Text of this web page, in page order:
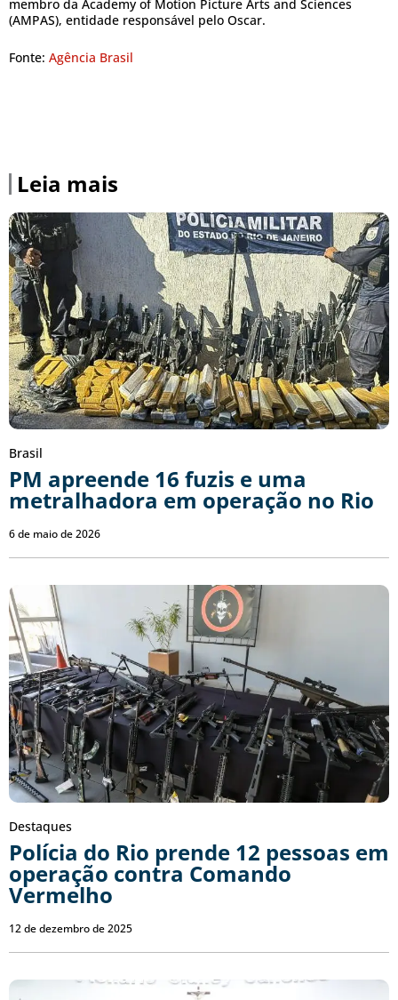
membro da Academy of Motion Picture Arts and Sciences
(AMPAS), entidade responsável pelo Oscar.
Fonte: Agência Brasil
Leia mais
Brasil
PM apreende 16 fuzis e uma
metralhadora em operação no Rio
6 de maio de 2026
Destaques
Polícia do Rio prende 12 pessoas em
operação contra Comando
Vermelho
12 de dezembro de 2025